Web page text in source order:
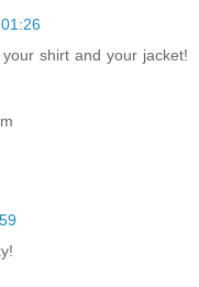
shirt and your jacket!